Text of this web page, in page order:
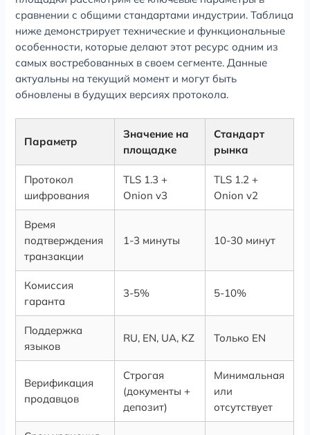
сравнении с общими стандартами индустрии. Таблица
ниже демонстрирует технические и функциональные
особенности, которые делают этот ресурс одним из
самых востребованных в своем сегменте. Данные
актуальны на текущий момент и могут быть
обновлены в будущих версиях протокола.
Параметр
Значение на
площадке
Стандарт
рынка
Протокол
шифрования
TLS 1.3 +
Onion v3
TLS 1.2 +
Onion v2
Время
подтверждения
транзакции
1-3 минуты 10-30 минут
Комиссия
гаранта
3-5% 5-10%
Поддержка
языков
RU, EN, UA, KZ Только EN
Верификация
продавцов
Строгая
(документы +
депозит)
Минимальная
или
отсутствует